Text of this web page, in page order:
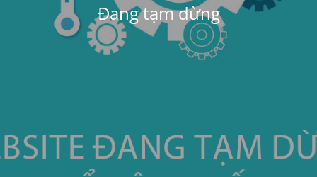
Đang tạm dừng